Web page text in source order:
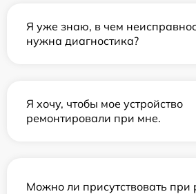
Я уже знаю, в чем
нужна диагностика?
Я хочу, чтобы мое устройство
ремонтировали при мне.
Можно ли присутствовать при